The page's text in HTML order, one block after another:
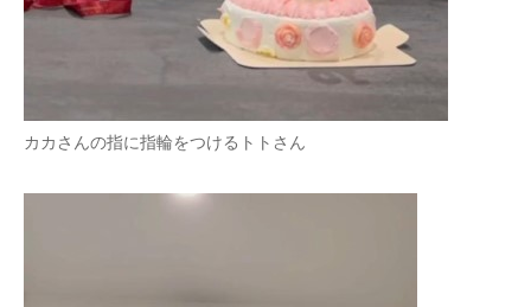
カカさんの指に指輪をつけるトトさん